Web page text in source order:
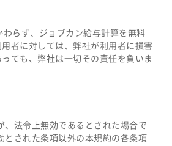
わらず、ジョブカン給与計算を無料
者に対しては、弊社が利用者に損害
ても、弊社は一切その責任を負いま
、法令上無効であるとされた場合で
とされた条項以外の本規約の各条項